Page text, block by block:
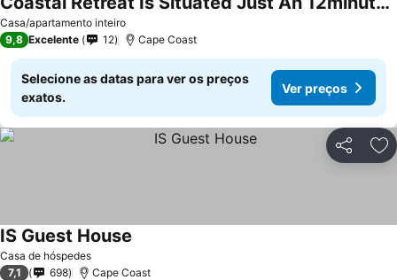
Casa/apartamento inteiro
9,8 Excelente 12 Cape Coast
Selecione as datas para ver os preços
exatos.
Ver preços
Partilhar
Casa de hóspedes
IS Guest House
7,1 698 Cape Coast